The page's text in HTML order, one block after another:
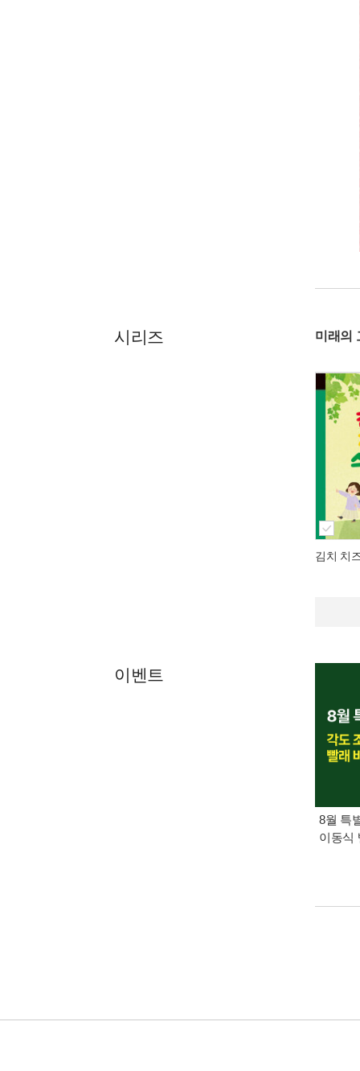
시리즈 미래의
김치 치
이벤트
8월 특
이동식